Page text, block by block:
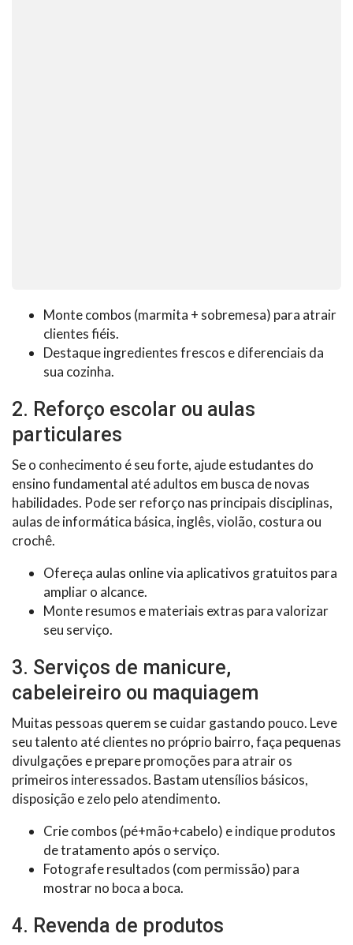
Monte combos (marmita + sobremesa) para atrair
clientes fiéis.
Destaque ingredientes frescos e diferenciais da
sua cozinha.
2. Reforço escolar ou aulas
particulares
Se o conhecimento é seu forte, ajude estudantes do
ensino fundamental até adultos em busca de novas
habilidades. Pode ser reforço nas principais disciplinas,
aulas de informática básica, inglês, violão, costura ou
crochê.
Ofereça aulas online via aplicativos gratuitos para
ampliar o alcance.
Monte resumos e materiais extras para valorizar
seu serviço.
3. Serviços de manicure,
cabeleireiro ou maquiagem
Muitas pessoas querem se cuidar gastando pouco. Leve
seu talento até clientes no próprio bairro, faça pequenas
divulgações e prepare promoções para atrair os
primeiros interessados. Bastam utensílios básicos,
disposição e zelo pelo atendimento.
Crie combos (pé+mão+cabelo) e indique produtos
de tratamento após o serviço.
Fotografe resultados (com permissão) para
mostrar no boca a boca.
4. Revenda de produtos